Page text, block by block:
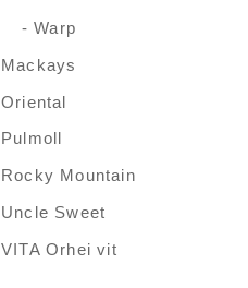
- Warp
Mackays
Oriental
Pulmoll
Rocky Mountain
Uncle Sweet
VITA Orhei vit